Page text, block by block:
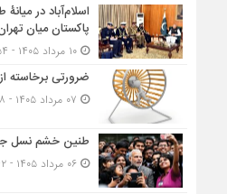
اسلام‌آباد در
پاکستان میان
۱۰ مرداد ۱۴۰۵ - ۱۱:۵۴
ضرورتی برخاسته
طنین خشم نسل
۰۶ مرداد ۱۴۰۵ - ۱۲:۴۲